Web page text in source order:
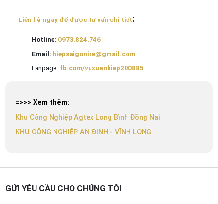
Liên hệ ngay để được tư vấn chi tiết:
Hotline: 0973.824.746
Email: hiepsaigonire@gmail.com
Fanpage: fb.com/vuxuanhiep200885
=>>> Xem thêm:
Khu Công Nghiệp Agtex Long Bình Đồng Nai
KHU CÔNG NGHIỆP AN ĐỊNH - VĨNH LONG
GỬI YÊU CẦU CHO CHÚNG TÔI